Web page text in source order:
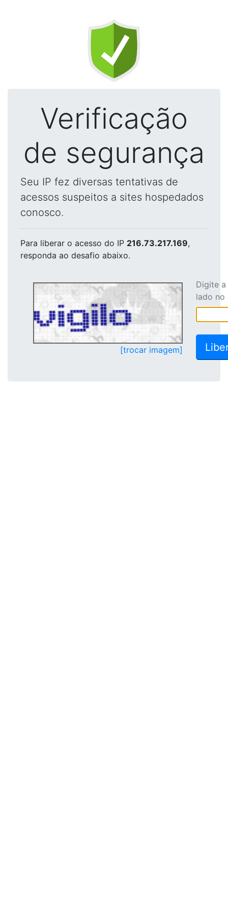
Verificação
de segurança
Seu IP fez diversas tentativas de
acessos suspeitos a sites hospedados
conosco.
Para liberar o acesso do IP 216.73.217.169,
responda ao desafio abaixo.
[trocar imagem]
Digite
lado no